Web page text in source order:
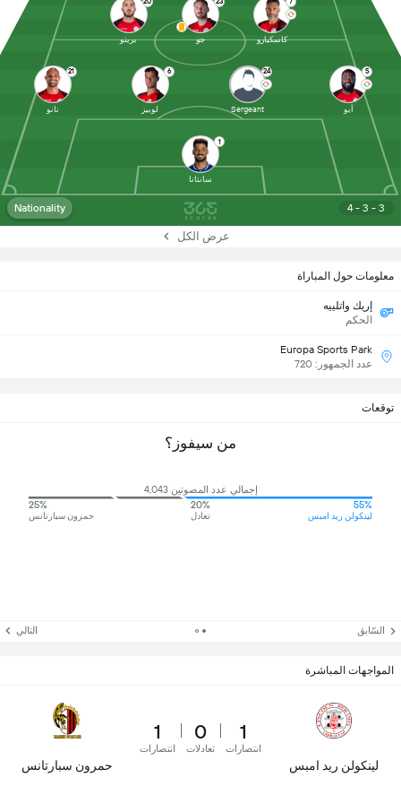
4 - 3 - 3
Nationality
1
سانتانا
21
نانو
6
لوبيز
24
Sergeant
5
آيو
بريتو جو كاسكيارو
عرض الكل
معلومات حول المباراة
إريك واتلييه
الحكم
Europa Sports Park
عدد الجمهور: 720
توقعات
من سيفوز؟
إجمالي عدد المصوتين 4,043
55%
لينكولن ريد امبس
20%
تعادل
25%
حمرون سبارتانس
السّابق التالي
المواجهات المباشرة
لينكولن ريد امبس
1
انتصارات
0
تعادلات
1
انتصارات
حمرون سبارتانس